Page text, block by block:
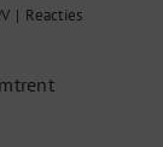
| Reacties